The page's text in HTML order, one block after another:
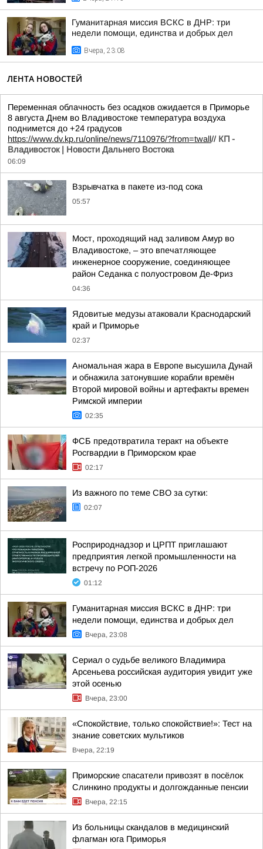
Гуманитарная миссия ВСКС в ДНР: три
недели помощи, единства и добрых дел
Вчера, 23:08
ЛЕНТА НОВОСТЕЙ
Переменная облачность без осадков ожидается в Приморье
8 августа Днем во Владивостоке температура воздуха
поднимется до +24 градусов
https://www.dv.kp.ru/online/news/7110976/?from=twall// КП -
Владивосток | Новости Дальнего Востока
06:09
Взрывчатка в пакете из-под сока
05:57
Мост, проходящий над заливом Амур во
Владивостоке, – это впечатляющее
инженерное сооружение, соединяющее
район Седанка с полуостровом Де-Фриз
04:36
Ядовитые медузы атаковали Краснодарский
край и Приморье
02:37
Аномальная жара в Европе высушила Дунай
и обнажила затонувшие корабли времён
Второй мировой войны и артефакты времен
Римской империи
02:35
ФСБ предотвратила теракт на объекте
Росгвардии в Приморском крае
02:17
Из важного по теме СВО за сутки:
02:07
Росприроднадзор и ЦРПТ приглашают
предприятия легкой промышленности на
встречу по РОП-2026
01:12
Гуманитарная миссия ВСКС в ДНР: три
недели помощи, единства и добрых дел
Вчера, 23:08
Сериал о судьбе великого Владимира
Арсеньева российская аудитория увидит уже
этой осенью
Вчера, 23:00
«Спокойствие, только спокойствие!»: Тест на
знание советских мультиков
Вчера, 22:19
Приморские спасатели привозят в посёлок
Слинкино продукты и долгожданные пенсии
Вчера, 22:15
Из больницы скандалов в медицинский
флагман юга Приморья